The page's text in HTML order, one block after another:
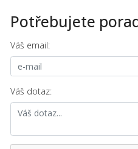
Potřebujete
Váš email:
Váš dotaz: